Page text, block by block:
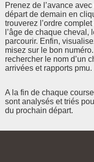
Prenez de l’avance
départ de demain en
trouverez l’ordre
l’âge de chaque
parcourir. Enfin,
misez sur le bon
rechercher le nom d’un
arrivées et rapports pmu.
A la fin de chaque
sont analysés et triés
du prochain départ.